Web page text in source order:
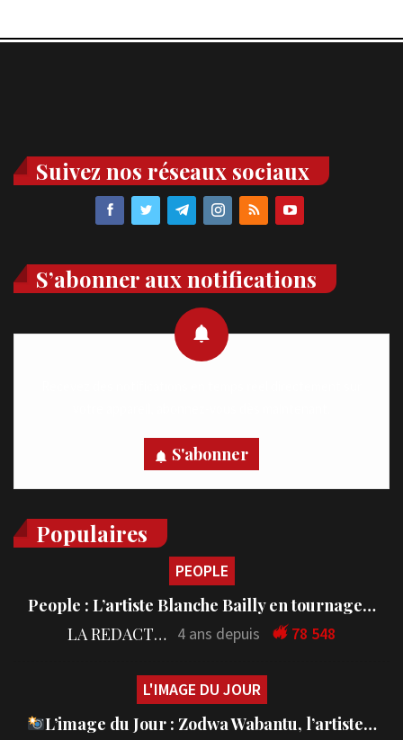
Suivez nos réseaux sociaux
S’abonner aux notifications
S'abonner
Populaires
PEOPLE
People : L’artiste Blanche Bailly en tournage…
LA REDACTION 4 ans depuis 78 548
L'IMAGE DU JOUR
L’image du Jour : Zodwa Wabantu, l’artiste…